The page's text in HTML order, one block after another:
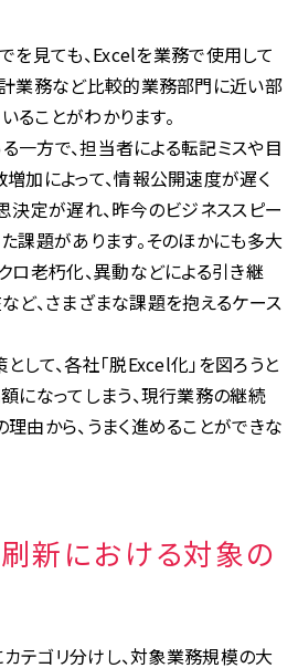
を見ても、Excelを業務で使用して
業務など比較的業務部門に近い部
ことがわかります。
一方で、担当者による転記ミスや目
加によって、情報公開速度が遅く
決定が遅れ、昨今のビジネススピー
課題があります。そのほかにも多大
ロ老朽化、異動などによる引き継
ど、さまざまな課題を抱えるケース
して、各社「脱Excel化」を図ろうと
になってしまう、現行業務の継続
由から、うまく進めることができな
新における対象の
テゴリ分けし、対象業務規模の大